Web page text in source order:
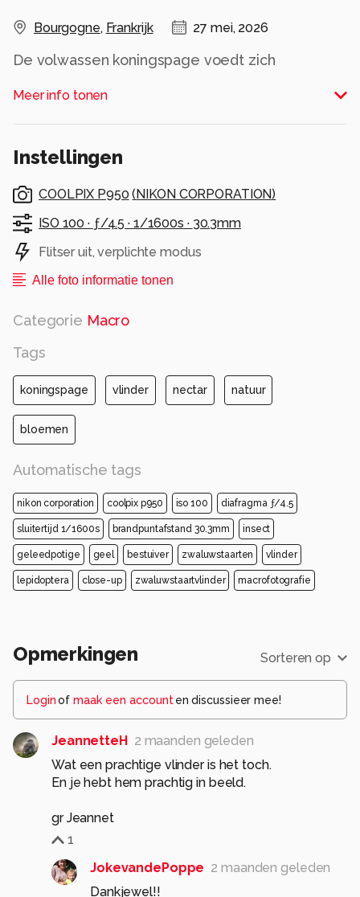
Bourgogne, Frankrijk 27 mei, 2026
De volwassen koningspage voedt zich
Meer info tonen
Instellingen
COOLPIX P950 ( NIKON CORPORATION)
ISO 100 · ƒ/4.5 · 1/1600s · 30.3mm
Flitser uit, verplichte modus
Alle foto informatie tonen
Categorie Macro
Tags
koningspage vlinder nectar natuur
bloemen
Automatische tags
nikon corporation coolpix p950 iso 100 diafragma ƒ/4.5
sluitertijd 1/1600s brandpuntafstand 30.3mm insect
geleedpotige geel bestuiver zwaluwstaarten vlinder
lepidoptera close-up zwaluwstaartvlinder macrofotografie
Opmerkingen Sorteren op
Loginof maak een account en discussieer mee!
JeannetteH
2 maanden geleden
Wat een prachtige vlinder is het toch.
En je hebt hem prachtig in beeld.
gr Jeannet
1
JokevandePoppe 2 maanden geleden
Dankjewel!!